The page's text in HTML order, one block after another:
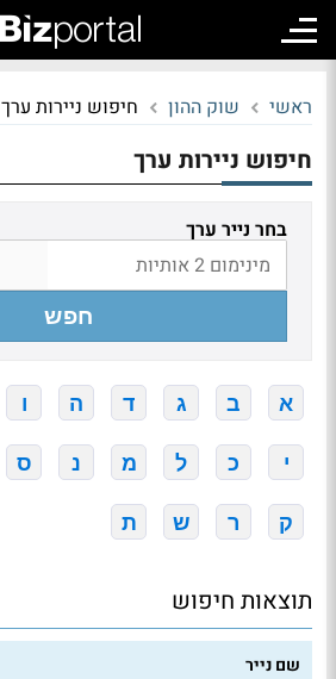
ראשי שוק ההון חיפוש ניירות ערך
חיפוש ניירות ערך
בחר נייר ערך
חפש
א ב ג ד ה ו
י כ ל מ נ ס
ק ר ש ת
תוצאות חיפוש
שם נייר